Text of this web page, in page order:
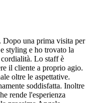
Dopo una prima visita per
styling e ho trovato la
cordialità. Lo staff è
il cliente a proprio agio.
oltre le aspettative.
soddisfatta. Inoltre
rende l'esperienza